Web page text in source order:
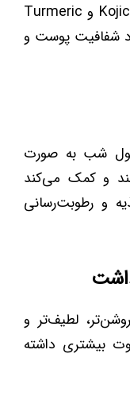
این محصول با ترکیباتی مانند Kojic Acid و Turmeric
شفافیت پوست و
شب به صورت
و کمک می‌کند
و رطوبت‌رسانی
لطیف‌تر و
بیشتری داشته